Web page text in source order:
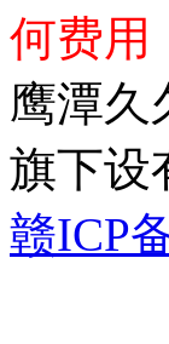
何费用
鹰潭久
旗下设
赣ICP